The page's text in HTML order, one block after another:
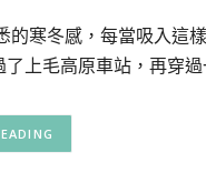
的寒冬感，每當吸入這
了上毛高原車站，再穿